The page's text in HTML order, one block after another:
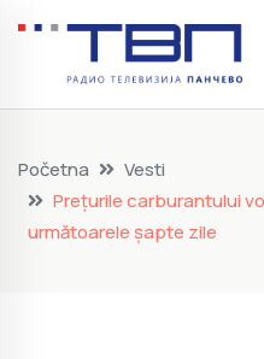
Početna
Vesti
Prețurile carburantului
următoarele șapte zile